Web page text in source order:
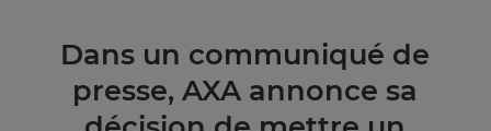
Dans un communiqué de
presse, AXA annonce sa